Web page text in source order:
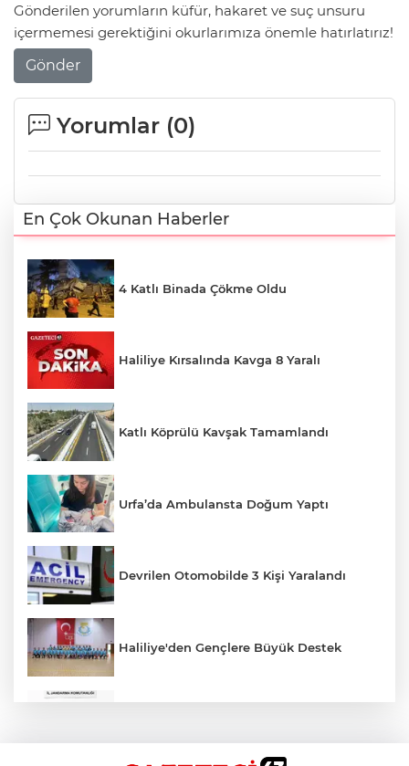
Gönderilen yorumların küfür, hakaret ve suç unsuru
içermemesi gerektiğini okurlarımıza önemle hatırlatırız!
Gönder
Yorumlar (0)
En Çok Okunan Haberler
4 Katlı Binada Çökme Oldu
Haliliye Kırsalında Kavga 8 Yaralı
Katlı Köprülü Kavşak Tamamlandı
Urfa’da Ambulansta Doğum Yaptı
Devrilen Otomobilde 3 Kişi Yaralandı
Haliliye'den Gençlere Büyük Destek